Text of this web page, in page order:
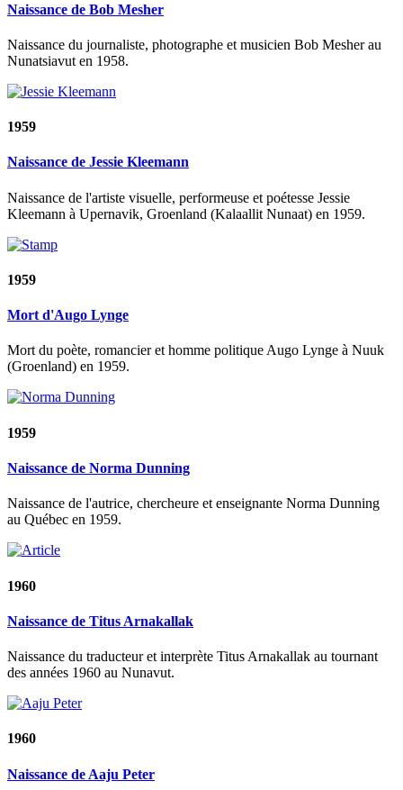
Naissance de Bob Mesher
Naissance du journaliste, photographe et musicien Bob Mesher au
Nunatsiavut en 1958.
1959
Naissance de Jessie Kleemann
Naissance de l'artiste visuelle, performeuse et poétesse Jessie
Kleemann à Upernavik, Groenland (Kalaallit Nunaat) en 1959.
1959
Mort d'Augo Lynge
Mort du poète, romancier et homme politique Augo Lynge à Nuuk
(Groenland) en 1959.
1959
Naissance de Norma Dunning
Naissance de l'autrice, chercheure et enseignante Norma Dunning
au Québec en 1959.
1960
Naissance de Titus Arnakallak
Naissance du traducteur et interprète Titus Arnakallak au tournant
des années 1960 au Nunavut.
1960
Naissance de Aaju Peter